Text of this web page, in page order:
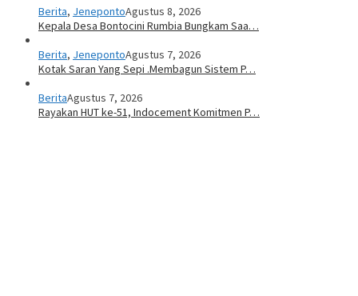
Berita, JenepontoAgustus 8, 2026
Kepala Desa Bontocini Rumbia Bungkam Saa…
Berita, JenepontoAgustus 7, 2026
Kotak Saran Yang Sepi .Membagun Sistem P…
BeritaAgustus 7, 2026
Rayakan HUT ke-51, Indocement Komitmen P…